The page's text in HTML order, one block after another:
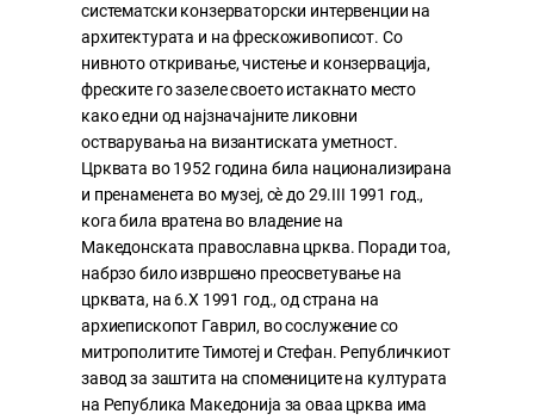
систематски конзерваторски интервенции на
архитектурата и на фрескоживописот. Со
нивното откривање, чистење и конзервација,
фреските го зазеле своето истакнато место
како едни од најзначајните ликовни
остварувања на византиската уметност.
Црквата во 1952 година била национализирана
и пренаменета во музеј, сè до 29.III 1991 год.,
кога била вратена во владение на
Македонската православна црква. Поради тоа,
набрзо било извршено преосветување на
црквата, на 6.X 1991 год., од страна на
архиепископот Гаврил, во сослужение со
митрополитите Тимотеј и Стефан. Републичкиот
завод за заштита на спомениците на културата
на Република Македонија за оваа црква има